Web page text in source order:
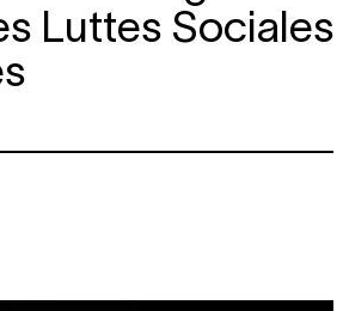
Luttes Sociales